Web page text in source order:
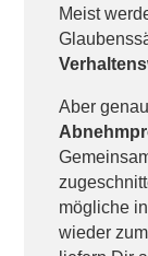
Meist
Aber
mögliche
wieder